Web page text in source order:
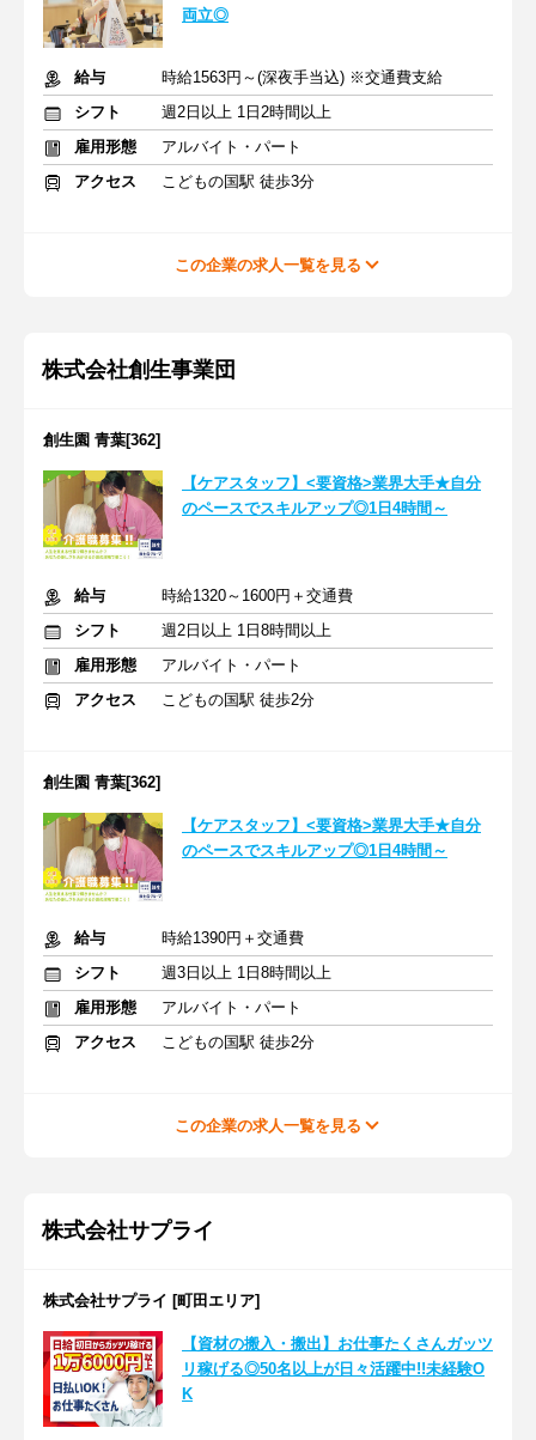
両立◎
給与
時給1563円～(深夜手当込) ※交通費支給
シフト
週2日以上 1日2時間以上
雇用形態
アルバイト・パート
アクセス
こどもの国駅 徒歩3分
この企業の求人一覧を見る
株式会社創生事業団
創生園 青葉[362]
【ケアスタッフ】<要資格>業界大手★自分
のペースでスキルアップ◎1日4時間～
給与
時給1320～1600円＋交通費
シフト
週2日以上 1日8時間以上
雇用形態
アルバイト・パート
アクセス
こどもの国駅 徒歩2分
創生園 青葉[362]
【ケアスタッフ】<要資格>業界大手★自分
のペースでスキルアップ◎1日4時間～
給与
時給1390円＋交通費
シフト
週3日以上 1日8時間以上
雇用形態
アルバイト・パート
アクセス
こどもの国駅 徒歩2分
この企業の求人一覧を見る
株式会社サプライ
株式会社サプライ [町田エリア]
【資材の搬入・搬出】お仕事たくさんガッツ
リ稼げる◎50名以上が日々活躍中!!未経験O
K